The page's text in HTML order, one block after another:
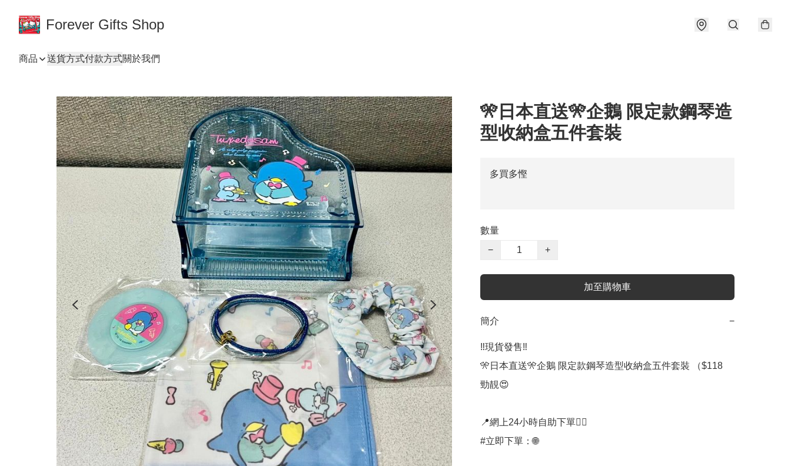
Forever Gifts Shop
商品 送貨方式付款方式關於我們
🎌日本直送🎌企鵝 限定款鋼琴造
型收納盒五件套裝
多買多慳
數量
−
+
加至購物車
簡介 −
‼️現貨發售‼️
🎌日本直送🎌企鵝 限定款鋼琴造型收納盒五件套裝 （$118
勁靚😍
📍網上24小時自助下單👍🏻
#立即下單：🌐